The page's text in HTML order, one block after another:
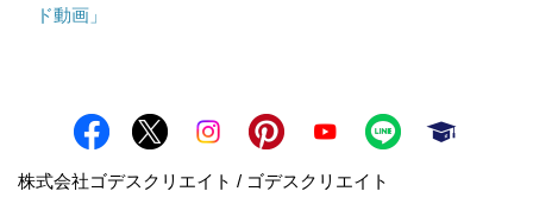
ド動画」
株式会社ゴデスクリエイト / ゴデスクリエイト